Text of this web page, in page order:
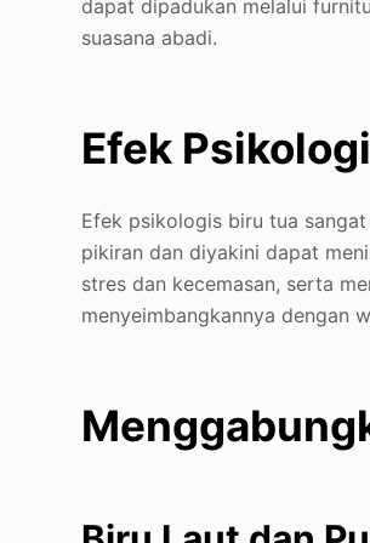
dapat dipadukan melalui
suasana abadi.
Efek
Efek psikologis biru tua
pikiran dan diyakini dapat
stres dan kecemasan, serta
menyeimbangkannya dengan